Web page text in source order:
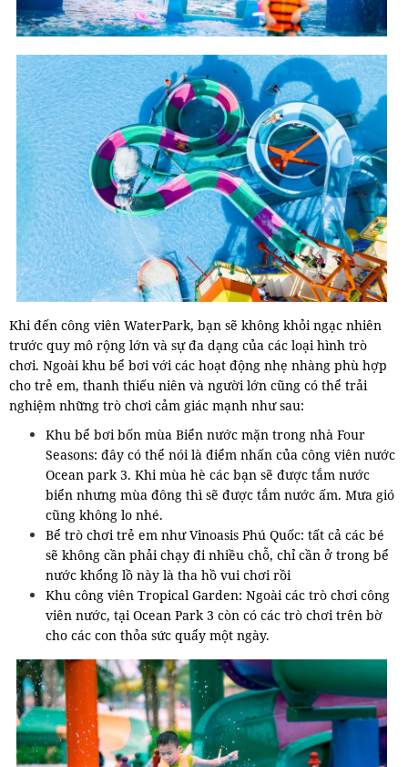
Khi đến công viên WaterPark, bạn sẽ không khỏi ngạc nhiên
trước quy mô rộng lớn và sự đa dạng của các loại hình trò
chơi. Ngoài khu bể bơi với các hoạt động nhẹ nhàng phù hợp
cho trẻ em, thanh thiếu niên và người lớn cũng có thể trải
nghiệm những trò chơi cảm giác mạnh như sau:
Khu bể bơi bốn mùa Biển nước mặn trong nhà Four
Seasons: đây có thể nói là điểm nhấn của công viên nước
Ocean park 3. Khi mùa hè các bạn sẽ được tắm nước
biển nhưng mùa đông thì sẽ được tắm nước ấm. Mưa gió
cũng không lo nhé.
Bể trò chơi trẻ em như Vinoasis Phú Quốc: tất cả các bé
sẽ không cần phải chạy đi nhiều chỗ, chỉ cần ở trong bể
nước khổng lồ này là tha hồ vui chơi rồi
Khu công viên Tropical Garden: Ngoài các trò chơi công
viên nước, tại Ocean Park 3 còn có các trò chơi trên bờ
cho các con thỏa sức quẩy một ngày.